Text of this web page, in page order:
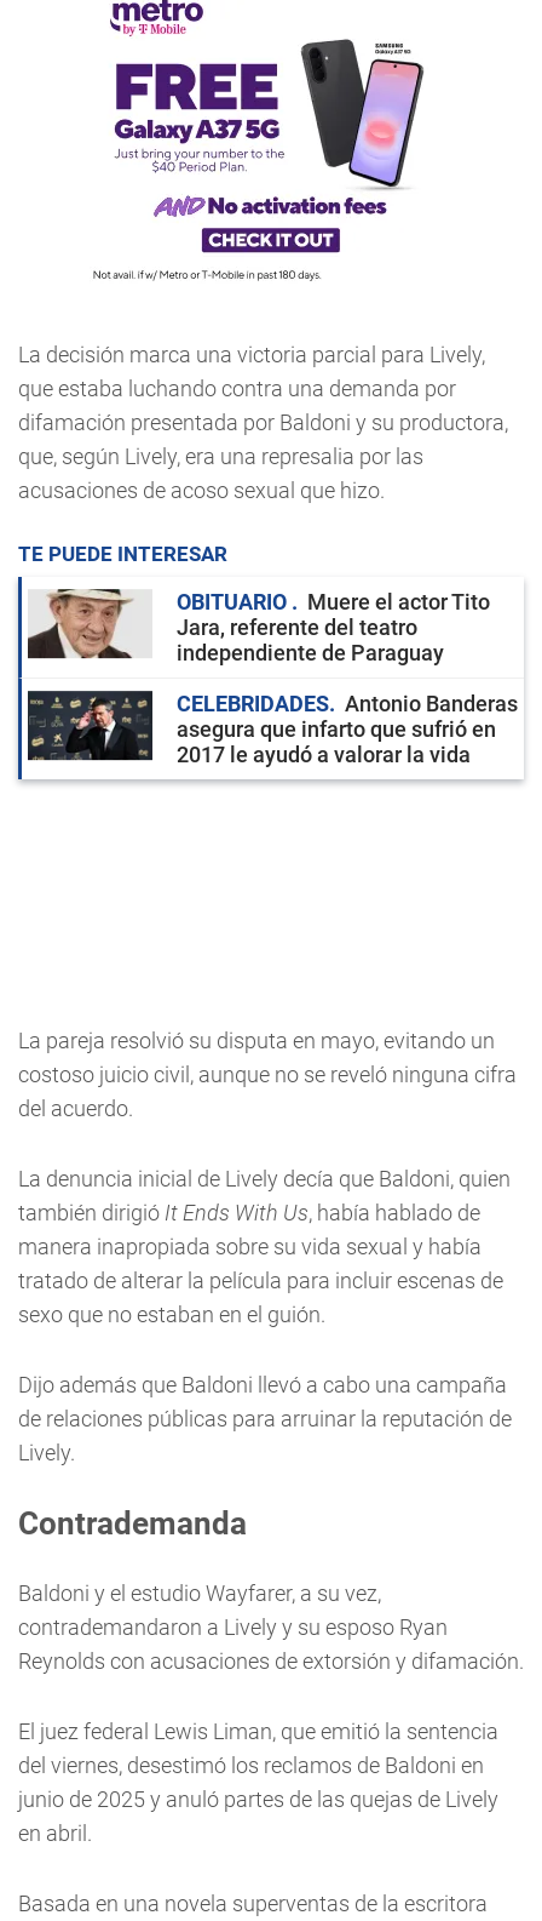
La decisión marca una victoria parcial para Lively,
que estaba luchando contra una demanda por
difamación presentada por Baldoni y su productora,
que, según Lively, era una represalia por las
acusaciones de acoso sexual que hizo.
TE PUEDE INTERESAR
OBITUARIO
Muere el actor Tito
Jara, referente del teatro
independiente de Paraguay
CELEBRIDADES
Antonio Banderas
asegura que infarto que sufrió en
2017 le ayudó a valorar la vida
La pareja resolvió su disputa en mayo, evitando un
costoso juicio civil, aunque no se reveló ninguna cifra
del acuerdo.
La denuncia inicial de Lively decía que Baldoni, quien
también dirigió It Ends With Us, había hablado de
manera inapropiada sobre su vida sexual y había
tratado de alterar la película para incluir escenas de
sexo que no estaban en el guión.
Dijo además que Baldoni llevó a cabo una campaña
de relaciones públicas para arruinar la reputación de
Lively.
Contrademanda
Baldoni y el estudio Wayfarer, a su vez,
contrademandaron a Lively y su esposo Ryan
Reynolds con acusaciones de extorsión y difamación.
El juez federal Lewis Liman, que emitió la sentencia
del viernes, desestimó los reclamos de Baldoni en
junio de 2025 y anuló partes de las quejas de Lively
en abril.
Basada en una novela superventas de la escritora